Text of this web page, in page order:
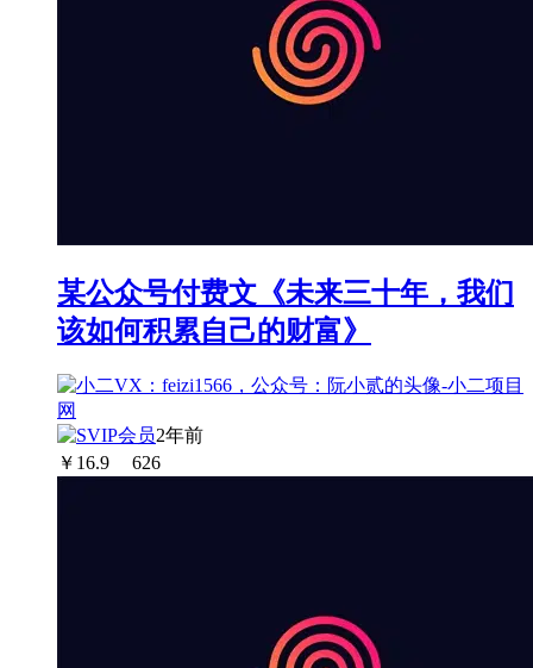
某公众号付费文《未来三十年，我们
该如何积累自己的财富》
2年前
￥ 16.9 626